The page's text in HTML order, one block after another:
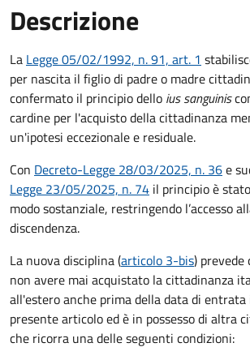
Descrizione
La Legge 05/02/1992, n. 91, art. 1
per nascita il figlio di padre o madre
confermato il principio dello ius sanguinis
cardine per l'acquisto della cittadinanza
un'ipotesi eccezionale e residuale.
Con Decreto-Legge 28/03/2025, n. 36e
Legge 23/05/2025, n. 74 il principio è
modo sostanziale, restringendo l’accesso
discendenza.
La nuova disciplina (articolo 3-bis) prevede
non avere mai acquistato la cittadinanza
all'estero anche prima della data di entrata
presente articolo ed è in possesso di altra
che ricorra una delle seguenti condizioni: